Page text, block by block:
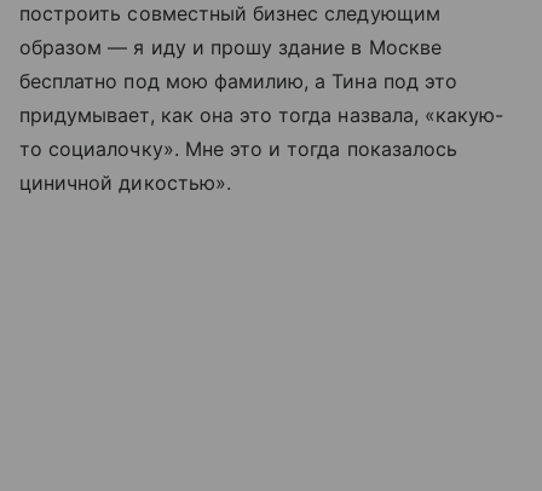
построить совместный бизнес следующим
образом — я иду и прошу здание в Москве
бесплатно под мою фамилию, а Тина под это
придумывает, как она это тогда назвала, «какую-
то социалочку». Мне это и тогда показалось
циничной дикостью».